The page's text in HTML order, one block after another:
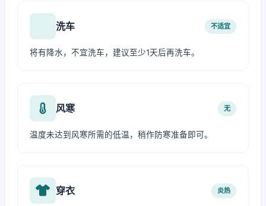
洗车 不适宜
将有降水，不宜洗车，建议至少1天后再洗车。
风寒 无
温度未达到风寒所需的低温，稍作防寒准备即可。
穿衣 炎热